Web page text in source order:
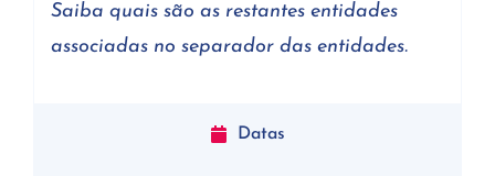
Saiba quais são as restantes entidades
associadas no separador das entidades.
Datas